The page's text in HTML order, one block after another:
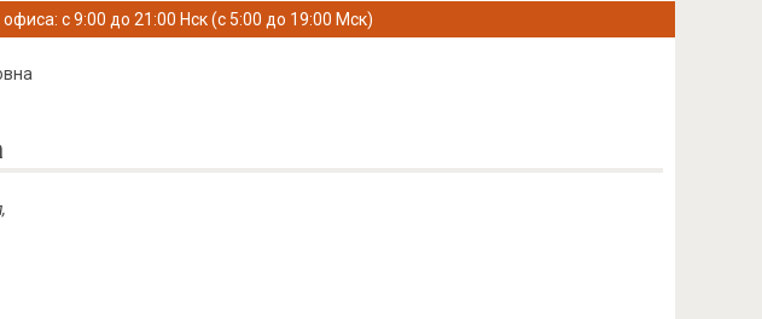
с 9:00 до 21:00 Нск (с 5:00 до 19:00 Мск)